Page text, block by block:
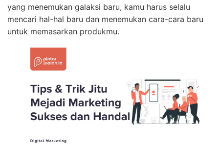
yang menemukan galaksi baru, kamu harus selalu
mencari hal-hal baru dan menemukan cara-cara baru
untuk memasarkan produkmu.